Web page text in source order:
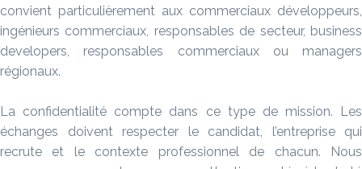
convient particulièrement aux commerciaux développeurs,
ingénieurs commerciaux, responsables de secteur, business
developers, responsables commerciaux ou managers
régionaux.
La confidentialité compte dans ce type de mission. Les
échanges doivent respecter le candidat, l’entreprise qui
recrute et le contexte professionnel de chacun. Nous